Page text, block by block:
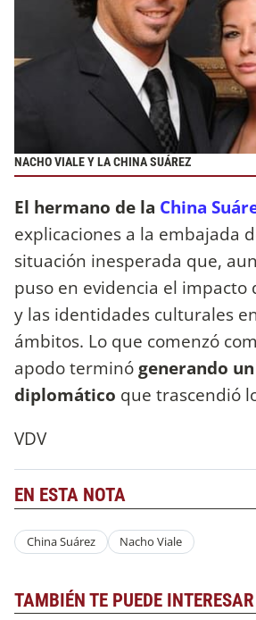
NACHO VIALE Y LA CHINA SUÁREZ
El hermano de la China
explicaciones a la embajada
situación inesperada que,
puso en evidencia el impacto
y las identidades culturales
ámbitos. Lo que comenzó
apodo terminógenerando
diplomático que trascendió
VDV
EN ESTA NOTA
China Suárez Nacho Viale
TAMBIÉN TE PUEDE INTERESAR